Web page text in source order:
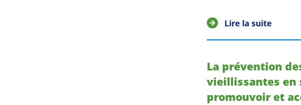
Lire la suite
La prévention
vieillissantes en
promouvoir et